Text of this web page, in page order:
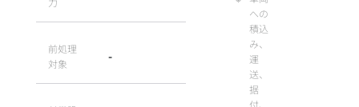
前処理
対象
-
への
積込
み、
運
送、
据